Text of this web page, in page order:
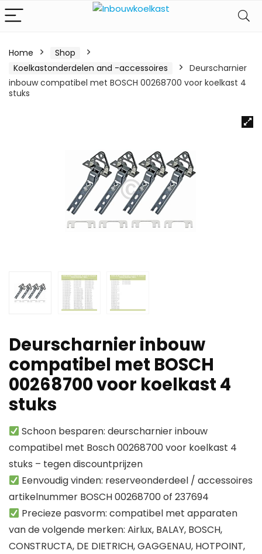
Home
Shop
Koelkastonderdelen and -accessoires
Deurscharnier
inbouw compatibel met BOSCH 00268700 voor koelkast 4
stuks
Deurscharnier inbouw
compatibel met BOSCH
00268700 voor koelkast 4
stuks
Schoon besparen: deurscharnier inbouw
compatibel met Bosch 00268700 voor koelkast 4
stuks – tegen discountprijzen
Eenvoudig vinden: reserveonderdeel / accessoires
artikelnummer BOSCH 00268700 of 237694
Precieze pasvorm: compatibel met apparaten
van de volgende merken: Airlux, BALAY, BOSCH,
CONSTRUCTA, DE DIETRICH, GAGGENAU, HOTPOINT,